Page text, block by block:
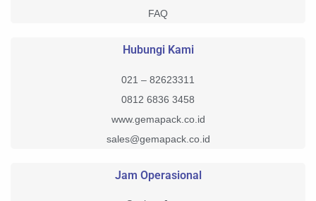
FAQ
Hubungi Kami
021 – 82623311
0812 6836 3458
www.gemapack.co.id
sales@gemapack.co.id
Jam Operasional